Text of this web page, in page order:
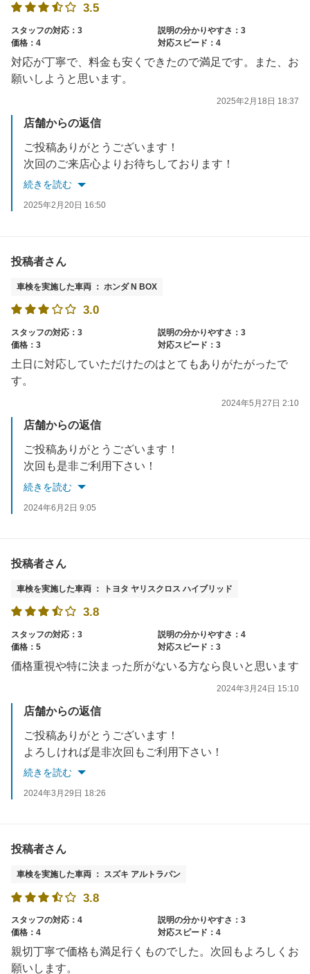
3.5
スタッフの対応：3
説明の分かりやすさ：3
価格：4
対応スピード：4
対応が丁寧で、料金も安くできたので満足です。また、お
願いしようと思います。
2025年2月18日 18:37
店舗からの返信
ご投稿ありがとうございます！
次回のご来店心よりお待ちしております！
続きを読む
2025年2月20日 16:50
投稿者さん
車検を実施した車両 ： ホンダ N BOX
3.0
スタッフの対応：3
説明の分かりやすさ：3
価格：3
対応スピード：3
土日に対応していただけたのはとてもありがたがったで
す。
2024年5月27日 2:10
店舗からの返信
ご投稿ありがとうございます！
次回も是非ご利用下さい！
続きを読む
2024年6月2日 9:05
投稿者さん
車検を実施した車両 ： トヨタ ヤリスクロス ハイブリッド
3.8
スタッフの対応：3
説明の分かりやすさ：4
価格：5
対応スピード：3
価格重視や特に決まった所がないる方なら良いと思います
2024年3月24日 15:10
店舗からの返信
ご投稿ありがとうございます！
よろしければ是非次回もご利用下さい！
続きを読む
2024年3月29日 18:26
投稿者さん
車検を実施した車両 ： スズキ アルトラパン
3.8
スタッフの対応：4
説明の分かりやすさ：3
価格：4
対応スピード：4
親切丁寧で価格も満足行くものでした。次回もよろしくお
願いします。